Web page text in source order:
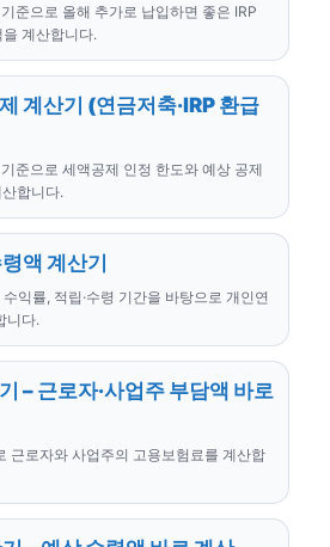
준으로 올해 추가로 납입하면 좋은 IRP
계산합니다.
계산기 (연금저축·IRP 환급
준으로 세액공제 인정 한도와 예상 공제
합니다.
액 계산기
익률, 적립·수령 기간을 바탕으로 개인연
니다.
– 근로자·사업주 부담액 바로
근로자와 사업주의 고용보험료를 계산합